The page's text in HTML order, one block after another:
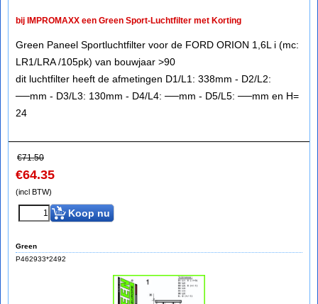
bij IMPROMAXX een Green Sport-Luchtfilter met Korting
Green Paneel Sportluchtfilter voor de FORD ORION 1,6L i (mc:
LR1/LRA /105pk) van bouwjaar >90
dit luchtfilter heeft de afmetingen D1/L1: 338mm - D2/L2:
──mm - D3/L3: 130mm - D4/L4: ──mm - D5/L5: ──mm en H=
24
€71.50
€64.35
(incl BTW)
Koop nu
Green
P462933*2492